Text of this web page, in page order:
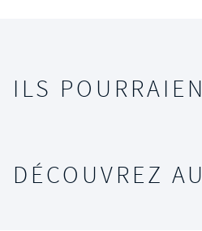
ILS
DÉCOUVREZ